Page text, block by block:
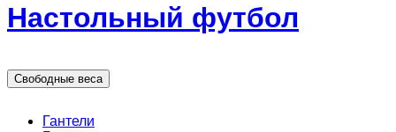
Настольный футбол
Свободные веса
Гантели